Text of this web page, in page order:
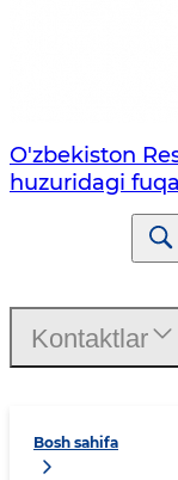
O'zbekiston
huzuridagi
Bosh sahifa
Kontaktlar